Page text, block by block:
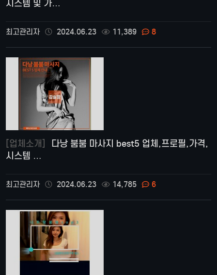
시스템 및 가…
최고관리자 2024.06.23 11,389 8
[업체소개]
시스템 …
최고관리자 2024.06.23 14,785 6